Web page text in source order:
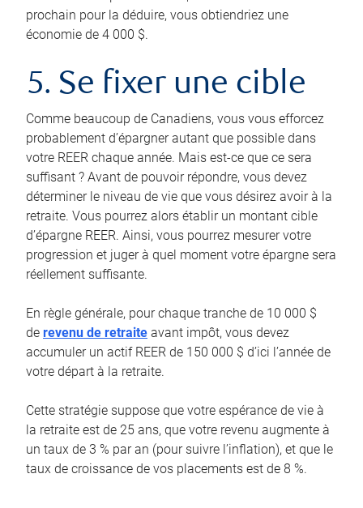
prochain pour la déduire, vous obtiendriez une
économie de 4 000 $.
5. Se fixer une cible
Comme beaucoup de Canadiens, vous vous efforcez
probablement d’épargner autant que possible dans
votre REER chaque année. Mais est-ce que ce sera
suffisant ? Avant de pouvoir répondre, vous devez
déterminer le niveau de vie que vous désirez avoir à la
retraite. Vous pourrez alors établir un montant cible
d’épargne REER. Ainsi, vous pourrez mesurer votre
progression et juger à quel moment votre épargne sera
réellement suffisante.
En règle générale, pour chaque tranche de 10 000 $
de revenu de retraite avant impôt, vous devez
accumuler un actif REER de 150 000 $ d’ici l’année de
votre départ à la retraite.
Cette stratégie suppose que votre espérance de vie à
la retraite est de 25 ans, que votre revenu augmente à
un taux de 3 % par an (pour suivre l’inflation), et que le
taux de croissance de vos placements est de 8 %.